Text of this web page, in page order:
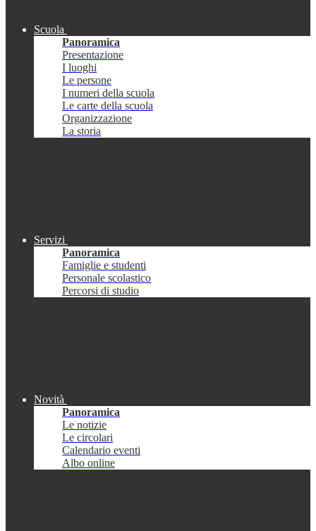
Scuola
Panoramica
Presentazione
I luoghi
Le persone
I numeri della scuola
Le carte della scuola
Organizzazione
La storia
Servizi
Panoramica
Famiglie e studenti
Personale scolastico
Percorsi di studio
Novità
Panoramica
Le notizie
Le circolari
Calendario eventi
Albo online